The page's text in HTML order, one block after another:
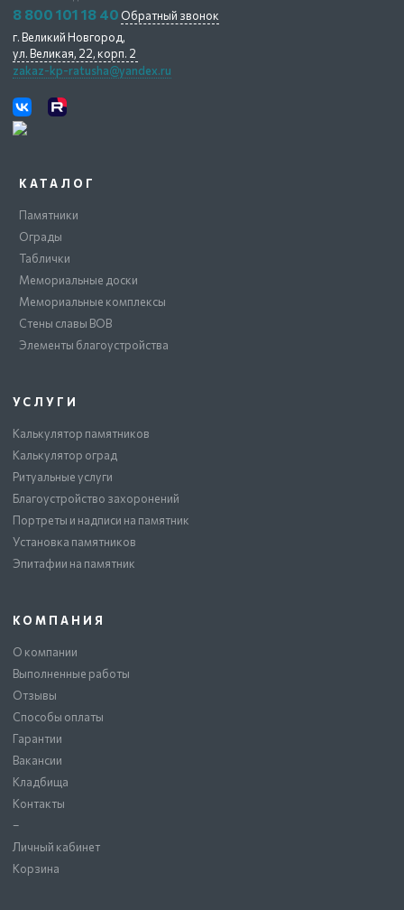
КАТАЛОГ
Памятники
Ограды
Таблички
Мемориальные доски
Мемориальные комплексы
Стены славы ВОВ
Элементы благоустройства
УСЛУГИ
Калькулятор памятников
Калькулятор оград
Ритуальные услуги
Благоустройство захоронений
Портреты и надписи на памятник
Установка памятников
Эпитафии на памятник
КОМПАНИЯ
О компании
Выполненные работы
Отзывы
Способы оплаты
Гарантии
Вакансии
Кладбища
Контакты
–
Личный кабинет
Корзина
8 800 101 18 40 Обратный звонок
г. Великий Новгород,
ул. Великая, 22, корп. 2
zakaz-kp-ratusha@yandex.ru